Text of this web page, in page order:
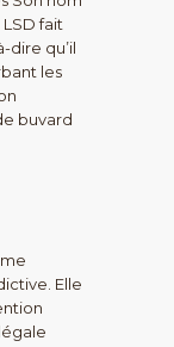
fait
dire qu’il
les
buvard
Elle